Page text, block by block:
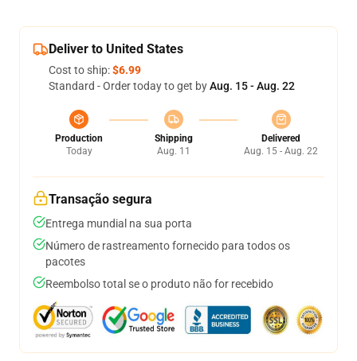
Deliver to United States
Cost to ship:$6.99
Standard - Order today to get byAug. 15 - Aug. 22
Production
Today
Shipping
Aug. 11
Delivered
Aug. 15 - Aug. 22
Transação segura
Entrega mundial na sua porta
Número de rastreamento fornecido para todos os
pacotes
Reembolso total se o produto não for recebido